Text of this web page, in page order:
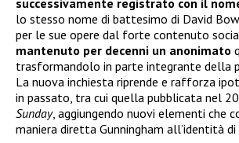
successivamente registrato con il
lo stesso nome di battesimo di David
per le sue opere dal forte contenuto
mantenuto per decenni un anonimato
trasformandolo in parte integrante della
La nuova inchiesta riprende e rafforza
in passato, tra cui quella pubblicata nel
Sunday, aggiungendo nuovi elementi che
maniera diretta Gunningham all’identità di